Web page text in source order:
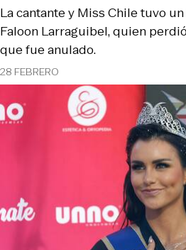
28 FEBRERO
La cantante y Miss Chile tuvo
Faloon Larraguibel, quien
que fue anulado.